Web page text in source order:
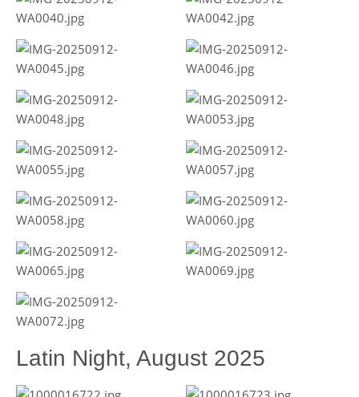
Latin Night, August 2025